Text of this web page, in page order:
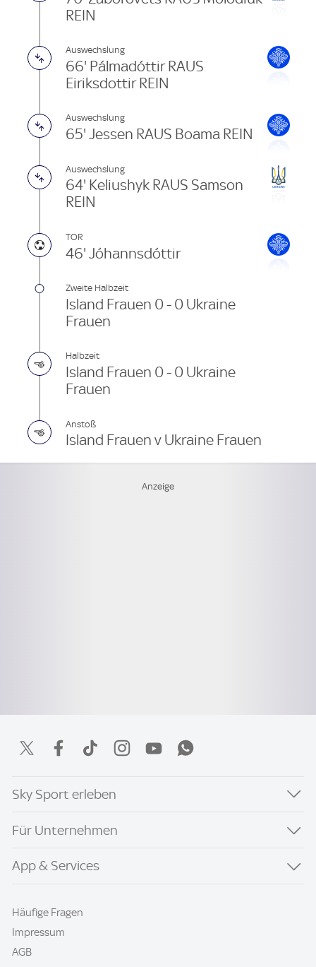
REIN
Auswechslung
66' Pálmadóttir RAUS
Eiriksdottir REIN
Auswechslung
65' Jessen RAUS Boama REIN
Auswechslung
64' Keliushyk RAUS Samson
REIN
TOR
46' Jóhannsdóttir
Zweite Halbzeit
Island Frauen 0 - 0 Ukraine
Frauen
Halbzeit
Island Frauen 0 - 0 Ukraine
Frauen
Anstoß
Island Frauen v Ukraine Frauen
Sky Sport erleben
Für Unternehmen
App & Services
Häufige Fragen
Impressum
AGB